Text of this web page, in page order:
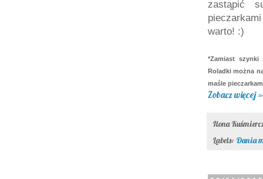
zastąpić
warto! :)
*Zamiast szynki
Roladki można
maśle
Zobacz więcej »
Ilona
Labels: Dania